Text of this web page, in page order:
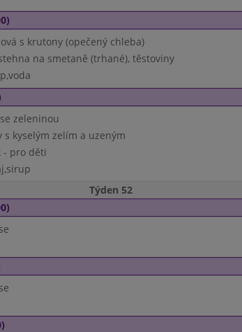
s krutony (opečený chleba)
na smetaně (trhané), těstoviny
zeleninou
s kyselým zelím a uzeným
- pro děti
Týden 52